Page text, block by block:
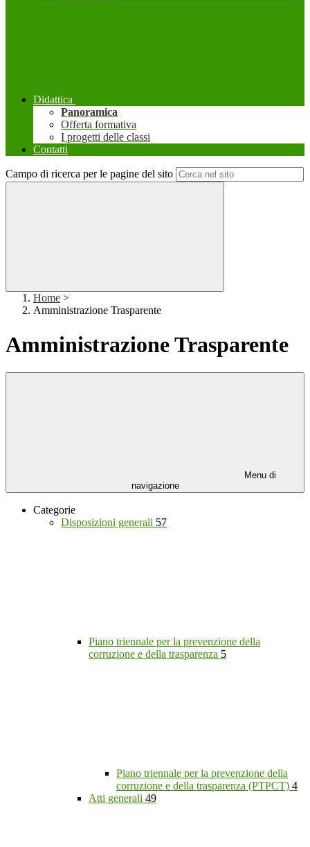
Didattica
Panoramica
Offerta formativa
I progetti delle classi
Contatti
Campo di ricerca per le pagine del sito
Home >
Amministrazione Trasparente
Amministrazione Trasparente
Menu di
navigazione
Categorie
Disposizioni generali 57
Piano triennale per la prevenzione della
corruzione e della trasparenza 5
Piano triennale per la prevenzione della
corruzione e della trasparenza (PTPCT) 4
Atti generali 49